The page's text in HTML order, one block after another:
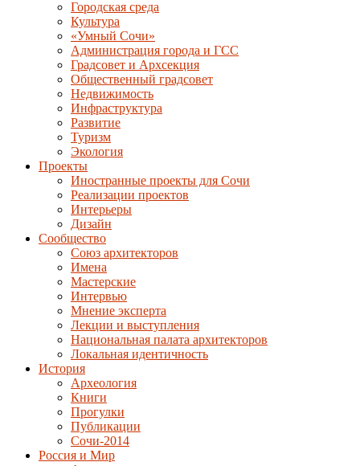
Городская среда
Культура
«Умный Сочи»
Администрация города и ГСС
Градсовет и Архсекция
Общественный градсовет
Недвижимость
Инфраструктура
Развитие
Туризм
Экология
Проекты
Иностранные проекты для Сочи
Реализации проектов
Интерьеры
Дизайн
Сообщество
Союз архитекторов
Имена
Мастерские
Интервью
Мнение эксперта
Лекции и выступления
Национальная палата архитекторов
Локальная идентичность
История
Археология
Книги
Прогулки
Публикации
Сочи-2014
Россия и Мир